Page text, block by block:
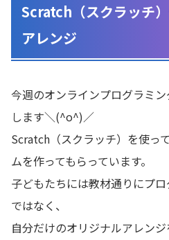
Scratch（スクラッチ
アレンジ
今週のオンラインプログラミ
します＼(^o^)／
Scratch（スクラッチ）を使っ
ムを作ってもらっています。
子どもたちには教材通りにプ
ではなく、
自分だけのオリジナルアレン